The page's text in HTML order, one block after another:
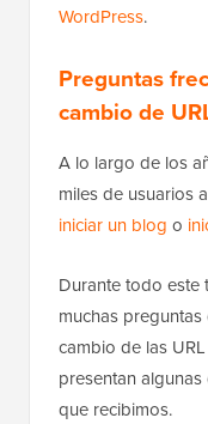
WordPress.
Preguntas
cambio de
A lo largo de los
miles de usuarios a
iniciar un blog o
Durante todo este
muchas
cambio de las
presentan
que recibimos.